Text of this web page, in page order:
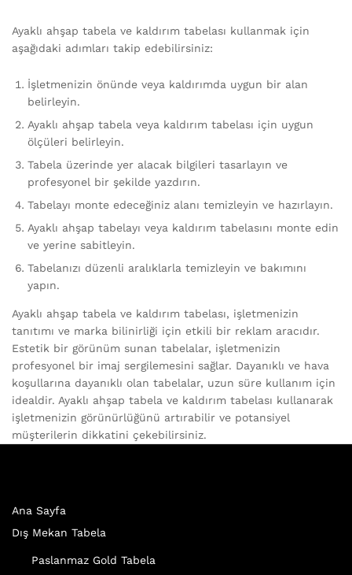
Ayaklı ahşap tabela ve kaldırım tabelası kullanmak için
aşağıdaki adımları takip edebilirsiniz:
İşletmenizin önünde veya kaldırımda uygun bir alan
belirleyin.
Ayaklı ahşap tabela veya kaldırım tabelası için uygun
ölçüleri belirleyin.
Tabela üzerinde yer alacak bilgileri tasarlayın ve
profesyonel bir şekilde yazdırın.
Tabelayı monte edeceğiniz alanı temizleyin ve hazırlayın.
Ayaklı ahşap tabelayı veya kaldırım tabelasını monte edin
ve yerine sabitleyin.
Tabelanızı düzenli aralıklarla temizleyin ve bakımını
yapın.
Ayaklı ahşap tabela ve kaldırım tabelası, işletmenizin
tanıtımı ve marka bilinirliği için etkili bir reklam aracıdır.
Estetik bir görünüm sunan tabelalar, işletmenizin
profesyonel bir imaj sergilemesini sağlar. Dayanıklı ve hava
koşullarına dayanıklı olan tabelalar, uzun süre kullanım için
idealdir. Ayaklı ahşap tabela ve kaldırım tabelası kullanarak
işletmenizin görünürlüğünü artırabilir ve potansiyel
müşterilerin dikkatini çekebilirsiniz.
Ana Sayfa
Dış Mekan Tabela
Paslanmaz Gold Tabela